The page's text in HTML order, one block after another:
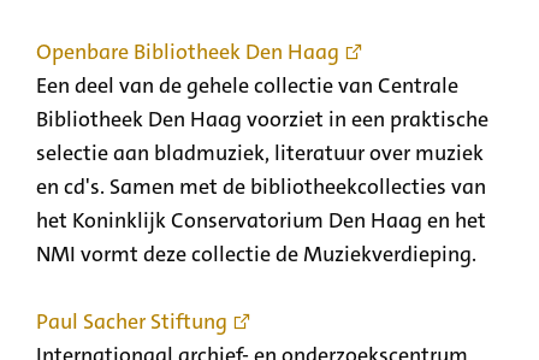
Openbare Bibliotheek Den Haag
Een deel van de gehele collectie van Centrale
Bibliotheek Den Haag voorziet in een praktische
selectie aan bladmuziek, literatuur over muziek
en cd's. Samen met de bibliotheekcollecties van
het Koninklijk Conservatorium Den Haag en het
NMI vormt deze collectie de Muziekverdieping.
Paul Sacher Stiftung